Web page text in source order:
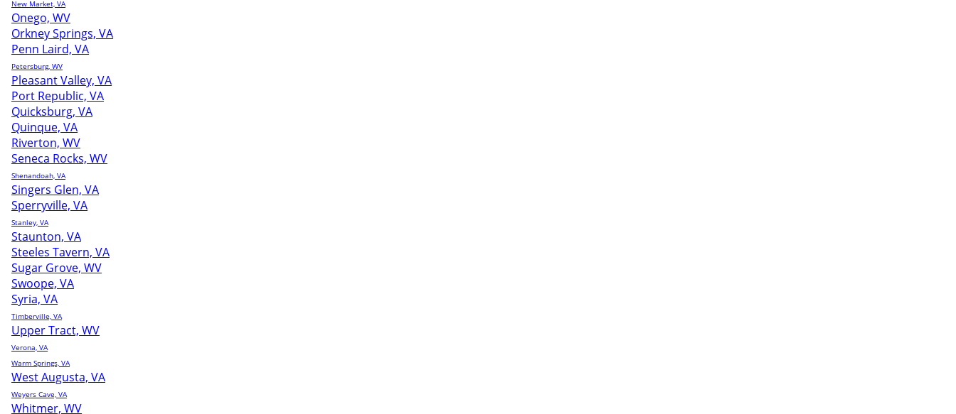
New Market, VA
Onego, WV
Orkney Springs, VA
Penn Laird, VA
Petersburg, WV
Pleasant Valley, VA
Port Republic, VA
Quicksburg, VA
Quinque, VA
Riverton, WV
Seneca Rocks, WV
Shenandoah, VA
Singers Glen, VA
Sperryville, VA
Stanley, VA
Staunton, VA
Steeles Tavern, VA
Sugar Grove, WV
Swoope, VA
Syria, VA
Timberville, VA
Upper Tract, WV
Verona, VA
Warm Springs, VA
West Augusta, VA
Weyers Cave, VA
Whitmer, WV